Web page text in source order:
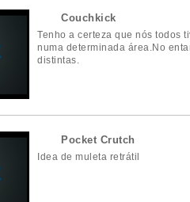
Couchkick
Tenho a certeza que nós todos
numa determinada área.No
distintas.
Pocket Crutch
Idea de muleta retrátil